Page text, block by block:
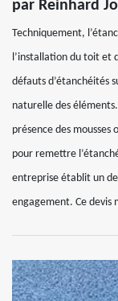
par Reinhard
Techniquement,
l’installation du toit et
défauts d’étanchéités
naturelle des
présence des mousses
pour remettre
entreprise établit un
engagement. Ce devis